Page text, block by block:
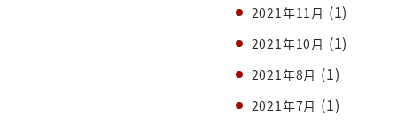
2021年11月 (1)
2021年10月 (1)
2021年8月 (1)
2021年7月 (1)